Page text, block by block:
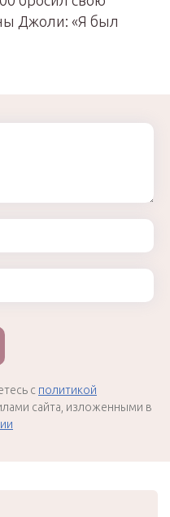
Джоли: «Я был
с политикой
сайта, изложенными в